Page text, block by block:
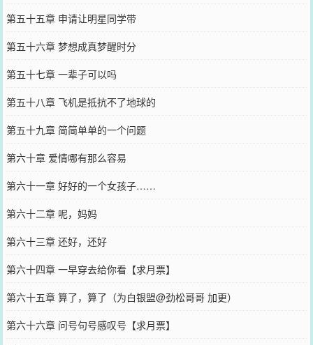
第五十五章 申请让明星同学带
第五十六章 梦想成真梦醒时分
第五十七章 一辈子可以吗
第五十八章 飞机是抵抗不了地球的
第五十九章 简简单单的一个问题
第六十章 爱情哪有那么容易
第六十一章 好好的一个女孩子……
第六十二章 呢，妈妈
第六十三章 还好，还好
第六十四章 一早穿去给你看【求月票】
第六十五章 算了，算了（为白银盟@劲松哥哥 加更）
第六十六章 问号句号感叹号【求月票】